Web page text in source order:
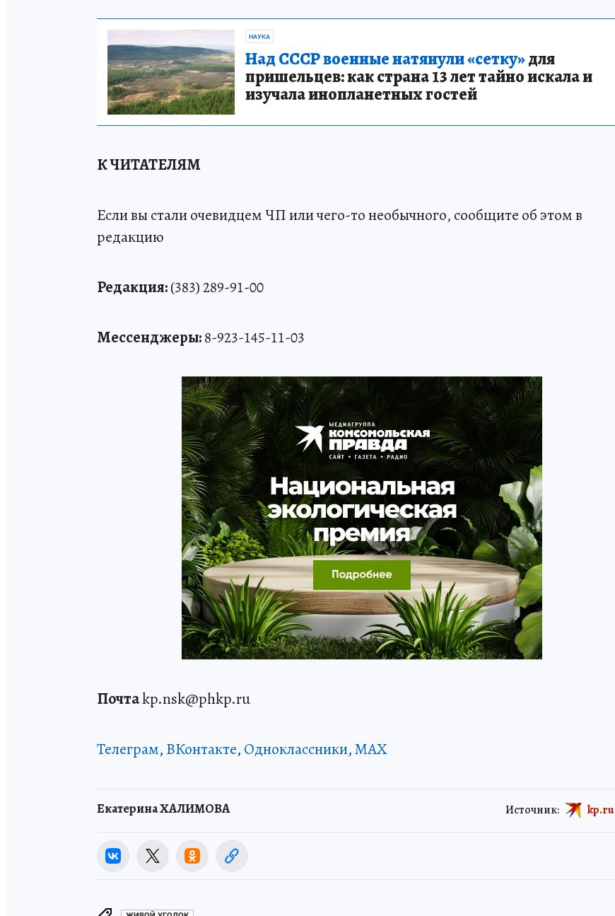
НАУКА
Над СССР военные натянули «сетку»для
пришельцев: как страна 13 лет тайно искала и
изучала инопланетных гостей
К ЧИТАТЕЛЯМ
Если вы стали очевидцем ЧП или чего-то необычного, сообщите об этом в
редакцию
Редакция:(383) 289-91-00
Мессенджеры:8-923-145-11-03
Почтаkp.nsk@phkp.ru
Телеграм, ВКонтакте, Одноклассники,MAX
Екатерина ХАЛИМОВА Источник: kp.ru